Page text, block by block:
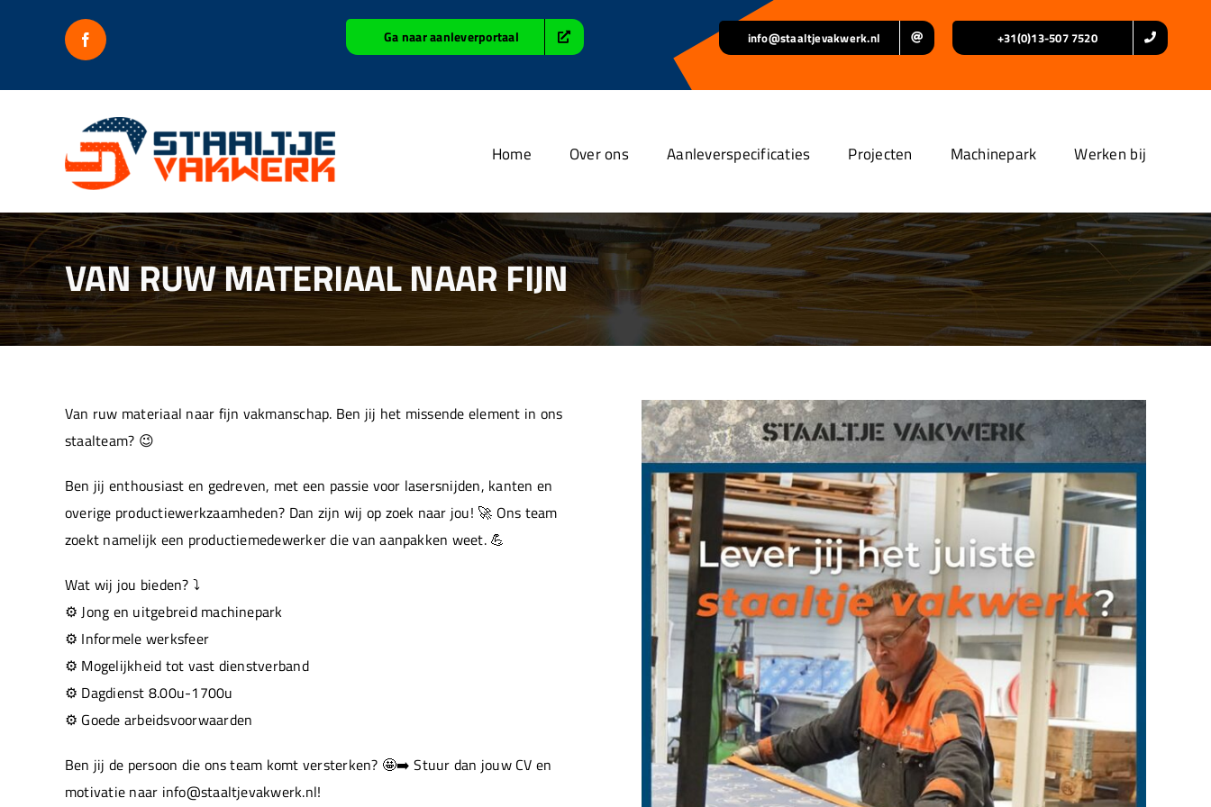
Ga naar aanleverportaal info@staaltjevakwerk.nl +31(0)13-507 7520
Home Over ons Aanleverspecificaties Projecten Machinepark Werken bij
VAN RUW MATERIAAL NAAR FIJN
Van ruw materiaal naar fijn vakmanschap. Ben jij het missende element in ons
staalteam? 😉
Ben jij enthousiast en gedreven, met een passie voor lasersnijden, kanten en
overige productiewerkzaamheden? Dan zijn wij op zoek naar jou! 🚀 Ons team
zoekt namelijk een productiemedewerker die van aanpakken weet. 💪
Wat wij jou bieden? ⤵️
⚙️ Jong en uitgebreid machinepark
⚙️ Informele werksfeer
⚙️ Mogelijkheid tot vast dienstverband
⚙️ Dagdienst 8.00u-1700u
⚙️ Goede arbeidsvoorwaarden
Ben jij de persoon die ons team komt versterken? 🤩➡️ Stuur dan jouw CV en
motivatie naar info@staaltjevakwerk.nl!